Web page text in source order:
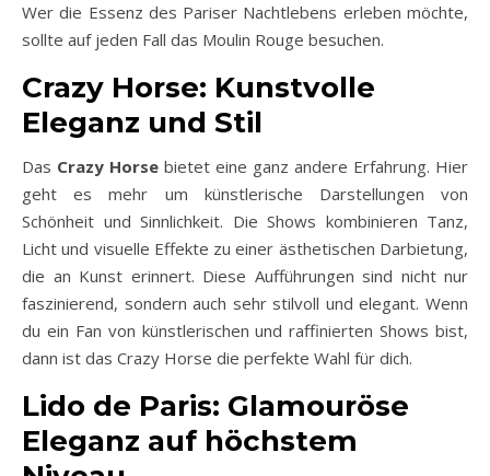
Wer die Essenz des Pariser Nachtlebens erleben möchte,
sollte auf jeden Fall das Moulin Rouge besuchen.
Crazy Horse: Kunstvolle
Eleganz und Stil
Das Crazy Horse bietet eine ganz andere Erfahrung. Hier
geht es mehr um künstlerische Darstellungen von
Schönheit und Sinnlichkeit. Die Shows kombinieren Tanz,
Licht und visuelle Effekte zu einer ästhetischen Darbietung,
die an Kunst erinnert. Diese Aufführungen sind nicht nur
faszinierend, sondern auch sehr stilvoll und elegant. Wenn
du ein Fan von künstlerischen und raffinierten Shows bist,
dann ist das Crazy Horse die perfekte Wahl für dich.
Lido de Paris: Glamouröse
Eleganz auf höchstem